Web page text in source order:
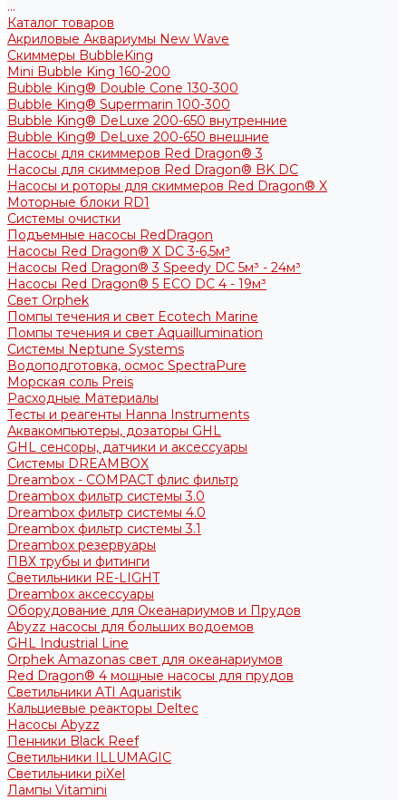
...
Каталог товаров
Акриловые Аквариумы New Wave
Скиммеры BubbleKing
Mini Bubble King 160-200
Bubble King® Double Cone 130-300
Bubble King® Supermarin 100-300
Bubble King® DeLuxe 200-650 внутренние
Bubble King® DeLuxe 200-650 внешние
Насосы для скиммеров Red Dragon® 3
Насосы для скиммеров Red Dragon® BK DC
Насосы и роторы для скиммеров Red Dragon® X
Моторные блоки RD1
Системы очистки
Подъемные насосы RedDragon
Насосы Red Dragon® X DC 3-6,5м³
Насосы Red Dragon® 3 Speedy DC 5м³ - 24м³
Насосы Red Dragon® 5 ECO DC 4 - 19м³
Свет Orphek
Помпы течения и свет Ecotech Marine
Помпы течения и свет Aquaillumination
Системы Neptune Systems
Водоподготовка, осмос SpectraPure
Морская соль Preis
Расходные Материалы
Тесты и реагенты Hanna Instruments
Аквакомпьютеры, дозаторы GHL
GHL сенсоры, датчики и аксессуары
Системы DREAMBOX
Dreambox - COMPACT флис фильтр
Dreambox фильтр системы 3.0
Dreambox фильтр системы 4.0
Dreambox фильтр системы 3.1
Dreambox резервуары
ПВХ трубы и фитинги
Светильники RE-LIGHT
Dreambox аксессуары
Оборудование для Океанариумов и Прудов
Abyzz насосы для больших водоемов
GHL Industrial Line
Orphek Amazonas свет для океанариумов
Red Dragon® 4 мощные насосы для прудов
Светильники ATI Aquaristik
Кальциевые реакторы Deltec
Насосы Abyzz
Пенники Black Reef
Светильники ILLUMAGIC
Светильники piXel
Лампы Vitamini